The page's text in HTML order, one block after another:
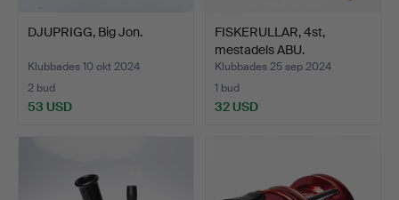
DJUPRIGG, Big Jon.
Klubbades 10 okt 2024
2 bud
53 USD
FISKERULLAR, 4st,
mestadels ABU.
Klubbades 25 sep 2024
1 bud
32 USD